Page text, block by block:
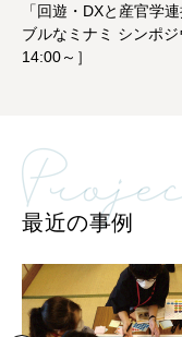
「回遊・DXと産官学
ブルなミナミ シンポ
14:00～］
最近の事例